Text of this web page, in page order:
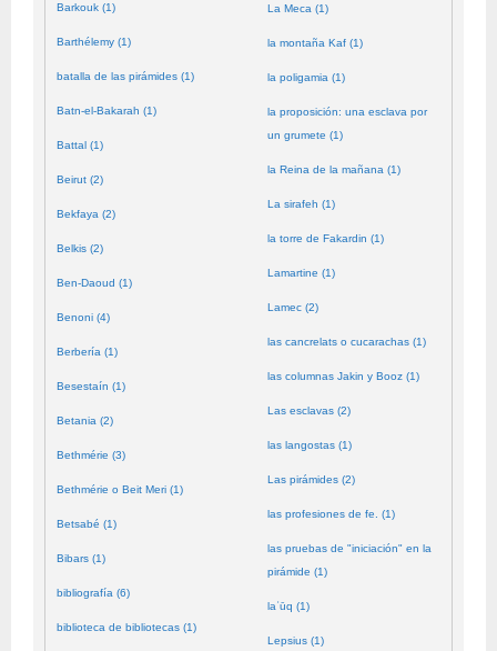
Barkouk (1)
Barthélemy (1)
batalla de las pirámides (1)
Batn-el-Bakarah (1)
Battal (1)
Beirut (2)
Bekfaya (2)
Belkis (2)
Ben-Daoud (1)
Benoni (4)
Berbería (1)
Besestaín (1)
Betania (2)
Bethmérie (3)
Bethmérie o Beit Meri (1)
Betsabé (1)
Bibars (1)
bibliografía (6)
biblioteca de bibliotecas (1)
La Meca (1)
la montaña Kaf (1)
la poligamia (1)
la proposición: una esclava por
un grumete (1)
la Reina de la mañana (1)
La sirafeh (1)
la torre de Fakardin (1)
Lamartine (1)
Lamec (2)
las cancrelats o cucarachas (1)
las columnas Jakin y Booz (1)
Las esclavas (2)
las langostas (1)
Las pirámides (2)
las profesiones de fe. (1)
las pruebas de "iniciación" en la
pirámide (1)
laʿūq (1)
Lepsius (1)